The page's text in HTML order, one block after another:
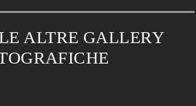
ALTRE GALLERY